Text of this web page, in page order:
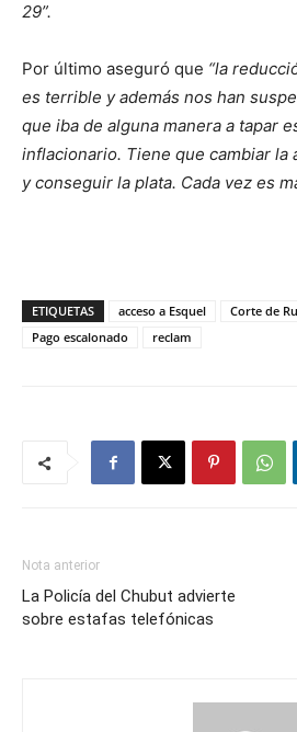
29”.
Por último aseguró que “la
es terrible y además nos han
que iba de alguna manera a tapar
inflacionario. Tiene que cambiar la
y conseguir la plata. Cada vez es
ETIQUETAS acceso a Esquel Corte de
Pago escalonado
reclam
Nota anterior
La Policía del Chubut advierte
sobre estafas telefónicas